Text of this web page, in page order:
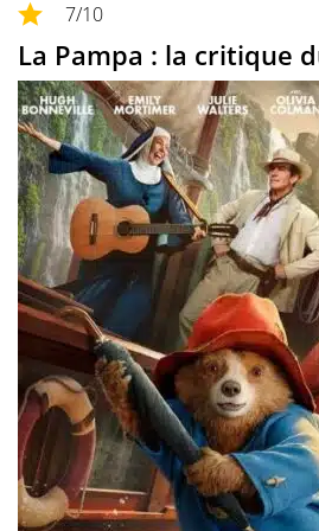
7/10
La Pampa : la critique